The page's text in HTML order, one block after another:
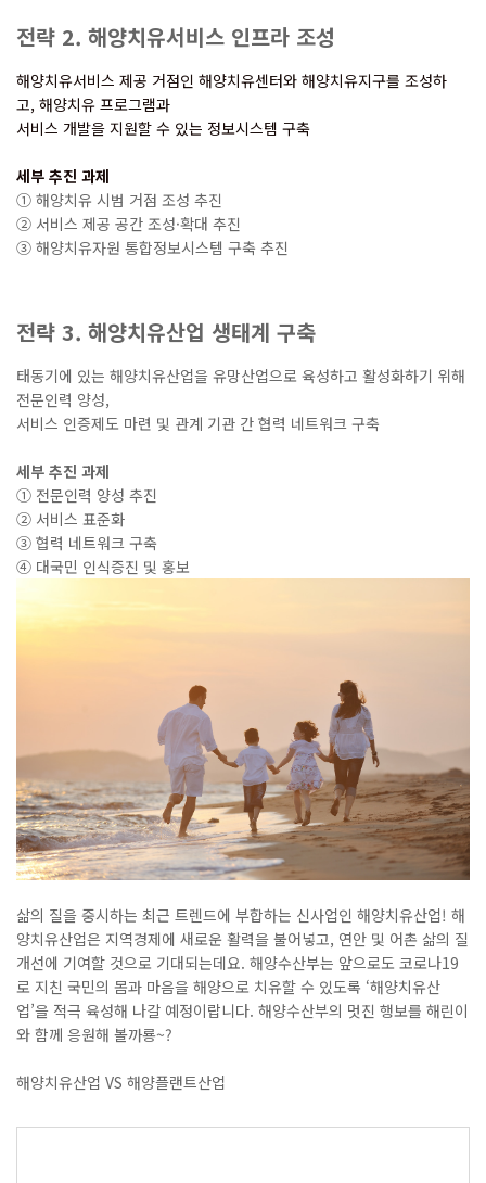
전략 2. 해양치유서비스 인프라 조성
해양치유서비스 제공 거점인 해양치유센터와 해양치유지구를 조성하
고, 해양치유 프로그램과
서비스 개발을 지원할 수 있는 정보시스템 구축
세부 추진 과제
① 해양치유 시범 거점 조성 추진
② 서비스 제공 공간 조성·확대 추진
③ 해양치유자원 통합정보시스템 구축 추진
전략 3. 해양치유산업 생태계 구축
태동기에 있는 해양치유산업을 유망산업으로 육성하고 활성화하기 위해
전문인력 양성,
서비스 인증제도 마련 및 관계 기관 간 협력 네트워크 구축
세부 추진 과제
① 전문인력 양성 추진
② 서비스 표준화
③ 협력 네트워크 구축
④ 대국민 인식증진 및 홍보
삶의 질을 중시하는 최근 트렌드에 부합하는 신사업인 해양치유산업! 해
양치유산업은 지역경제에 새로운 활력을 불어넣고, 연안 및 어촌 삶의 질
개선에 기여할 것으로 기대되는데요. 해양수산부는 앞으로도 코로나19
로 지친 국민의 몸과 마음을 해양으로 치유할 수 있도록 ‘해양치유산
업’을 적극 육성해 나갈 예정이랍니다. 해양수산부의 멋진 행보를 해린이
와 함께 응원해 볼까룡~?
해양치유산업 VS 해양플랜트산업